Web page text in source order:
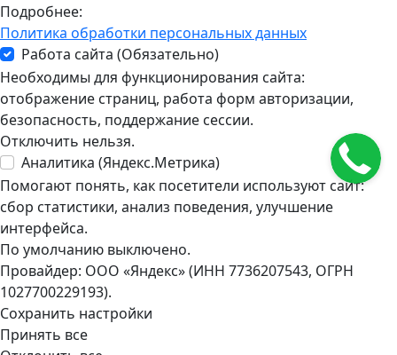
Подробнее:
Политика обработки персональных данных
Работа сайта (Обязательно)
Необходимы для функционирования сайта:
отображение страниц, работа форм авторизации,
безопасность, поддержание сессии.
Отключить нельзя.
Аналитика (Яндекс.Метрика)
Помогают понять, как посетители используют сайт:
сбор статистики, анализ поведения, улучшение
интерфейса.
По умолчанию выключено.
Провайдер: ООО «Яндекс» (ИНН 7736207543, ОГРН
1027700229193).
Сохранить настройки
Принять все